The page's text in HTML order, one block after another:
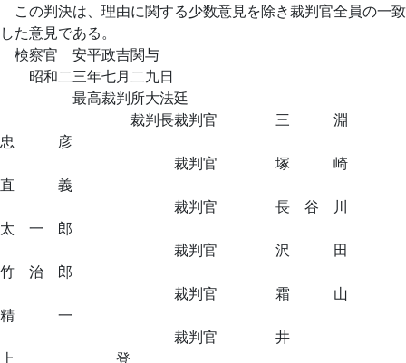
この判決は、理由に関する少数意見を除き裁判官全員の一致
した意見である。
検察官 安平政吉関与
昭和二三年七月二九日
最高裁判所大法廷
裁判長裁判官 三 淵
忠 彦
裁判官 塚 崎
直 義
裁判官 長 谷 川
太 一 郎
裁判官 沢 田
竹 治 郎
裁判官 霜 山
精 一
裁判官 井
上 登